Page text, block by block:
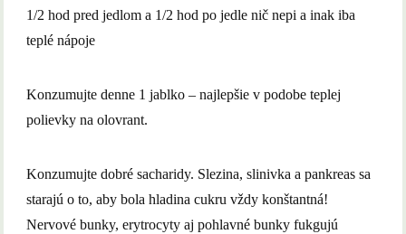
1/2 hod pred jedlom a 1/2 hod po jedle nič nepi a inak iba
teplé nápoje
Konzumujte denne 1 jablko – najlepšie v podobe teplej
polievky na olovrant.
Konzumujte dobré sacharidy. Slezina, slinivka a pankreas sa
starajú o to, aby bola hladina cukru vždy konštantná!
Nervové bunky, erytrocyty aj pohlavné bunky fukgujú